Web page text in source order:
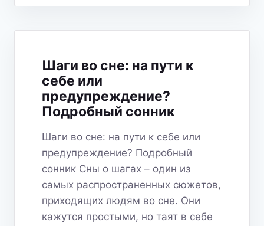
СНЫ:
ОНИ
РАССКАЗАТЬ?
Шаги во сне: на пути к
себе или
предупреждение?
Подробный сонник
Шаги во сне: на пути к себе или
предупреждение? Подробный
сонник Сны о шагах – один из
самых распространенных сюжетов,
приходящих людям во сне. Они
кажутся простыми, но таят в себе